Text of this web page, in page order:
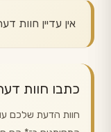
אין עדיין חוות
כתבו חוות
חוות הדעת שלכם